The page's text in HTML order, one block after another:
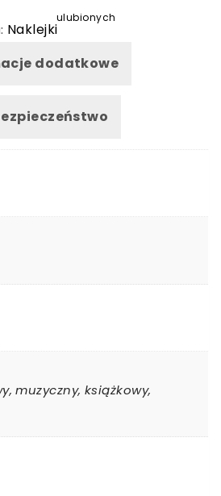
ulubionych
Naklejki
dodatkowe
muzyczny, książkowy,